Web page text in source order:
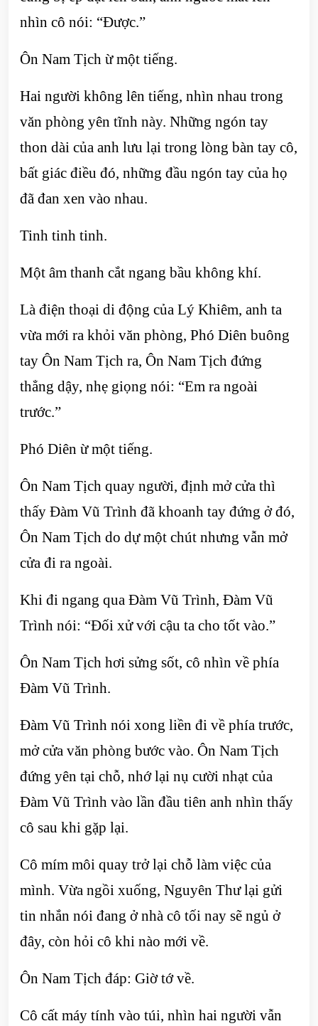
nhìn cô nói: “Được.”
Ôn Nam Tịch ừ một tiếng.
Hai người không lên tiếng, nhìn nhau trong
văn phòng yên tĩnh này. Những ngón tay
thon dài của anh lưu lại trong lòng bàn tay cô,
bất giác điều đó, những đầu ngón tay của họ
đã đan xen vào nhau.
Tinh tinh tinh.
Một âm thanh cắt ngang bầu không khí.
Là điện thoại di động của Lý Khiêm, anh ta
vừa mới ra khỏi văn phòng, Phó Diên buông
tay Ôn Nam Tịch ra, Ôn Nam Tịch đứng
thẳng dậy, nhẹ giọng nói: “Em ra ngoài
trước.”
Phó Diên ừ một tiếng.
Ôn Nam Tịch quay người, định mở cửa thì
thấy Đàm Vũ Trình đã khoanh tay đứng ở đó,
Ôn Nam Tịch do dự một chút nhưng vẫn mở
cửa đi ra ngoài.
Khi đi ngang qua Đàm Vũ Trình, Đàm Vũ
Trình nói: “Đối xử với cậu ta cho tốt vào.”
Ôn Nam Tịch hơi sửng sốt, cô nhìn về phía
Đàm Vũ Trình.
Đàm Vũ Trình nói xong liền đi về phía trước,
mở cửa văn phòng bước vào. Ôn Nam Tịch
đứng yên tại chỗ, nhớ lại nụ cười nhạt của
Đàm Vũ Trình vào lần đầu tiên anh nhìn thấy
cô sau khi gặp lại.
Cô mím môi quay trở lại chỗ làm việc của
mình. Vừa ngồi xuống, Nguyên Thư lại gửi
tin nhắn nói đang ở nhà cô tối nay sẽ ngủ ở
đây, còn hỏi cô khi nào mới về.
Ôn Nam Tịch đáp: Giờ tớ về.
Cô cất máy tính vào túi, nhìn hai người vẫn